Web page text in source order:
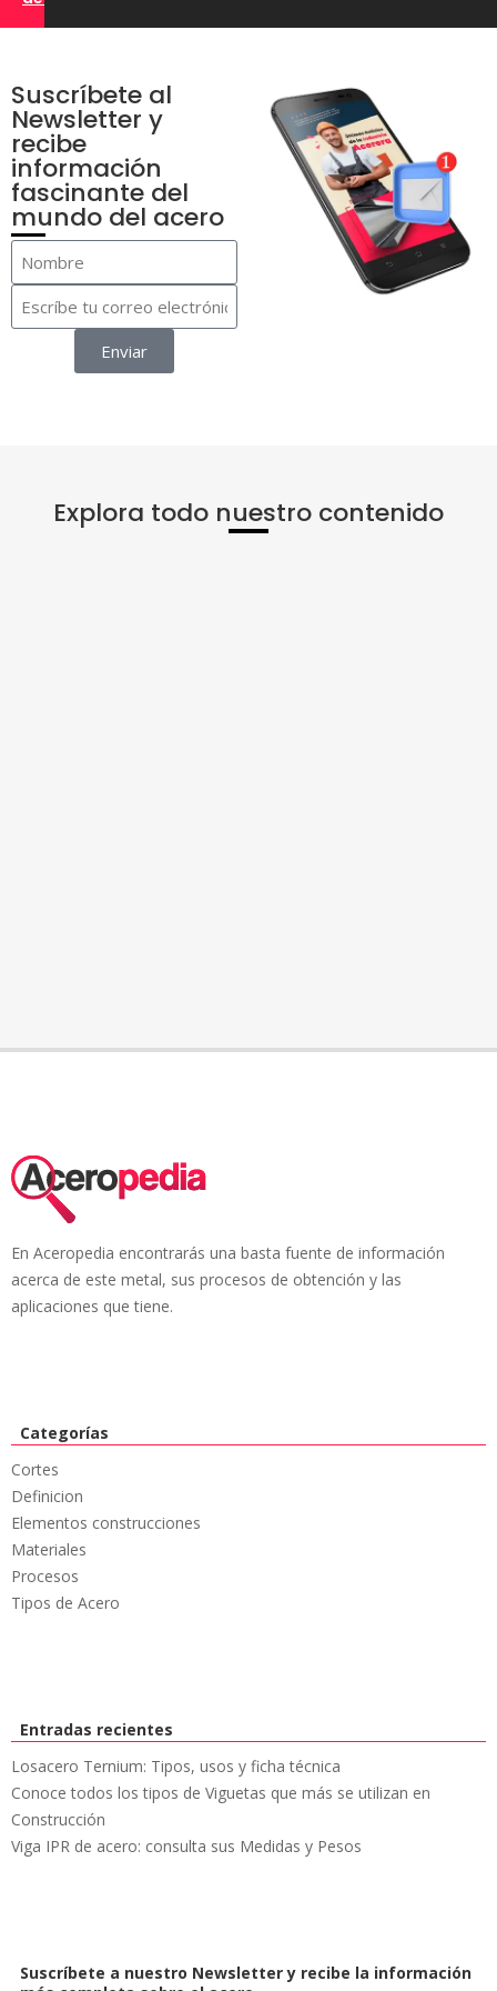
Suscríbete al
Newsletter y
recibe
información
fascinante del
mundo del acero
Enviar
Explora todo nuestro contenido
En Aceropedia encontrarás una basta fuente de información
acerca de este metal, sus procesos de obtención y las
aplicaciones que tiene.
Categorías
Cortes
Definicion
Elementos construcciones
Materiales
Procesos
Tipos de Acero
Entradas recientes
Losacero Ternium: Tipos, usos y ficha técnica
Conoce todos los tipos de Viguetas que más se utilizan en
Construcción
Viga IPR de acero: consulta sus Medidas y Pesos
Suscríbete a nuestro Newsletter y recibe la información